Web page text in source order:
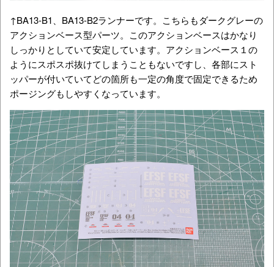
↑BA13-B1、BA13-B2ランナーです。こちらもダークグレーの
アクションベース型パーツ。このアクションベースはかなり
しっかりとしていて安定しています。アクションベース１の
ようにスポスポ抜けてしまうこともないですし、各部にスト
ッパーが付いていてどの箇所も一定の角度で固定できるため
ポージングもしやすくなっています。